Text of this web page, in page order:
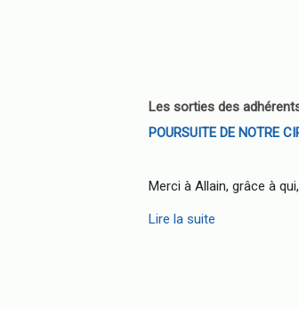
Les sorties des
POURSUITE DE NOTRE
Merci à Allain, grâce à
Lire la suite